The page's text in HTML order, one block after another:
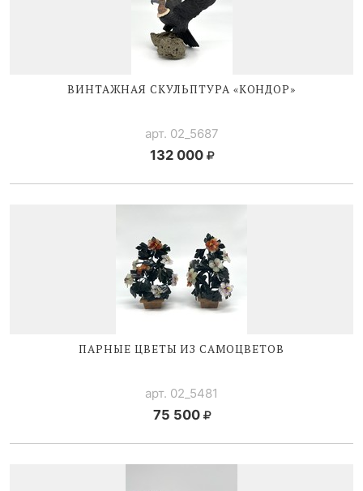
ВИНТАЖНАЯ СКУЛЬПТУРА «КОНДОР»
арт. 02_5687
132 000
ПАРНЫЕ ЦВЕТЫ ИЗ САМОЦВЕТОВ
арт. 02_5481
75 500